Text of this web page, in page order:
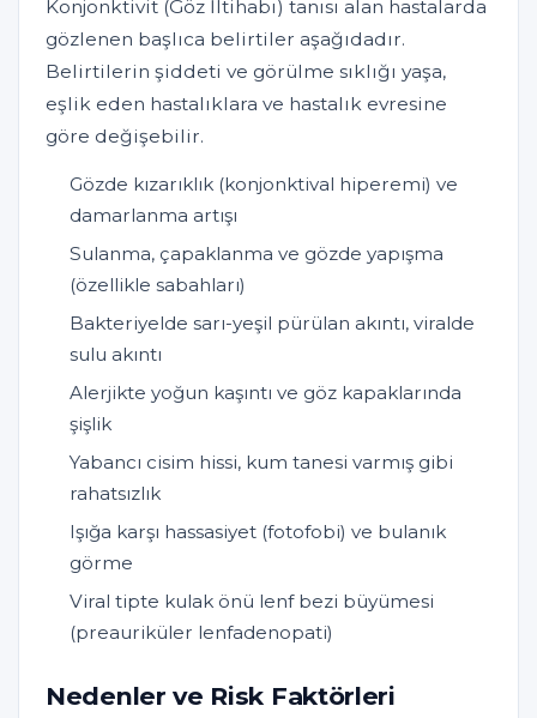
Konjonktivit (Göz İltihabı) tanısı alan hastalarda
gözlenen başlıca belirtiler aşağıdadır.
Belirtilerin şiddeti ve görülme sıklığı yaşa,
eşlik eden hastalıklara ve hastalık evresine
göre değişebilir.
Gözde kızarıklık (konjonktival hiperemi) ve
damarlanma artışı
Sulanma, çapaklanma ve gözde yapışma
(özellikle sabahları)
Bakteriyelde sarı-yeşil pürülan akıntı, viralde
sulu akıntı
Alerjikte yoğun kaşıntı ve göz kapaklarında
şişlik
Yabancı cisim hissi, kum tanesi varmış gibi
rahatsızlık
Işığa karşı hassasiyet (fotofobi) ve bulanık
görme
Viral tipte kulak önü lenf bezi büyümesi
(preauriküler lenfadenopati)
Nedenler ve Risk Faktörleri